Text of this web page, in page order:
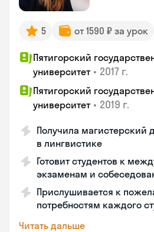
5 от 1590 ₽ за урок
Пятигорский
университет • 2017 г.
Пятигорский
университет • 2019 г.
Получила магистерский
в лингвистике
Готовит студентов к
экзаменам и
Прислушивается к
потребностям каждого
Читать дальше